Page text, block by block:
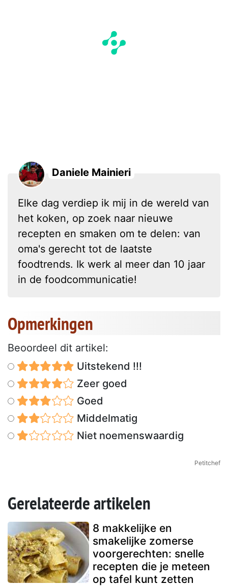
Daniele Mainieri
Elke dag verdiep ik mij in de wereld van
het koken, op zoek naar nieuwe
recepten en smaken om te delen: van
oma's gerecht tot de laatste
foodtrends. Ik werk al meer dan 10 jaar
in de foodcommunicatie!
Opmerkingen
Beoordeel dit artikel:
Uitstekend !!!
Zeer goed
Goed
Middelmatig
Niet noemenswaardig
Petitchef
Gerelateerde artikelen
8 makkelijke en
smakelijke zomerse
voorgerechten: snelle
recepten die je meteen
op tafel kunt zetten